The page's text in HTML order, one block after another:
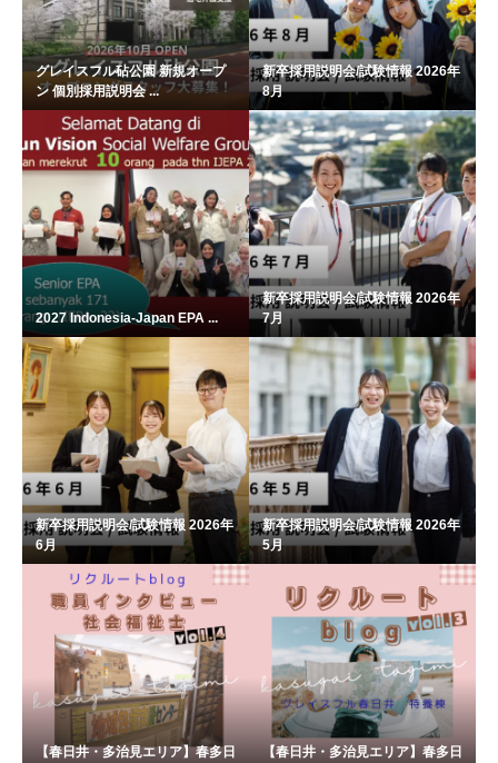
グレイスフル砧公園 新規オープ
ン 個別採用説明会 ...
新卒採用説明会/試験情報 2026年
8月
2027 Indonesia-Japan EPA ...
新卒採用説明会/試験情報 2026年
7月
新卒採用説明会/試験情報 2026年
6月
新卒採用説明会/試験情報 2026年
5月
【春日井・多治見エリア】春多日
【春日井・多治見エリア】春多日